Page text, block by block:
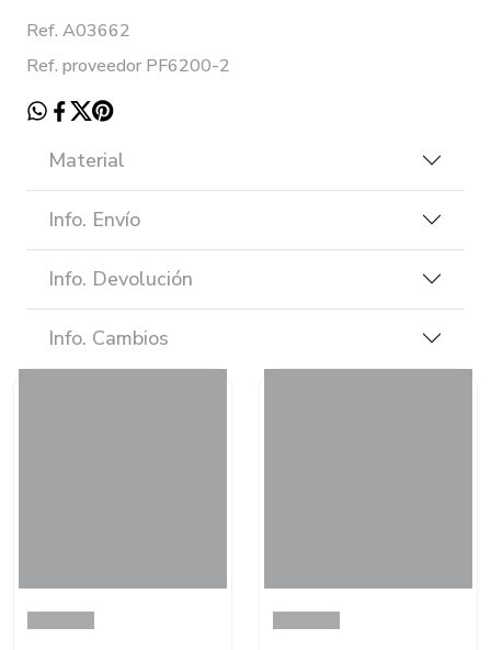
Ref. A03662
Ref. proveedor PF6200-2
Material
Info. Envío
Info. Devolución
Info. Cambios